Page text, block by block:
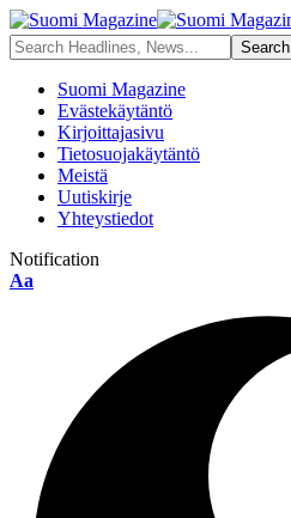
Suomi Magazine
Evästekäytäntö
Kirjoittajasivu
Tietosuojakäytäntö
Meistä
Uutiskirje
Yhteystiedot
Notification
Aa